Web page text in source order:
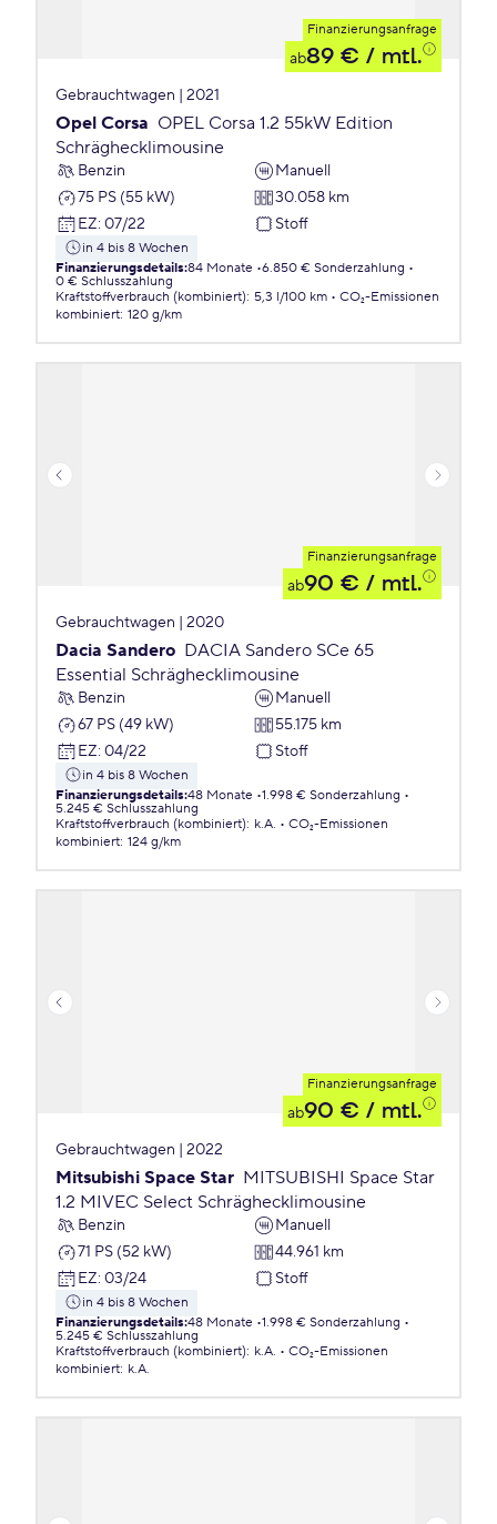
Finanzierungsanfrage
ab89 € / mtl.
Gebrauchtwagen | 2021
Opel Corsa OPEL Corsa 1.2 55kW Edition
Schräghecklimousine
Benzin
Manuell
75 PS (55 kW)
30.058 km
EZ: 07/22 Stoff
in 4 bis 8 Wochen
Finanzierungsdetails:84 Monate 6.850 € Sonderzahlung
0 € Schlusszahlung
Kraftstoffverbrauch (kombiniert): 5,3 l/100 km
CO₂-Emissionen
kombiniert: 120 g/km
Finanzierungsanfrage
ab90 € / mtl.
Gebrauchtwagen | 2020
Dacia Sandero DACIA Sandero SCe 65
Essential Schräghecklimousine
Benzin
Manuell
67 PS (49 kW)
55.175 km
EZ: 04/22 Stoff
in 4 bis 8 Wochen
Finanzierungsdetails:48 Monate 1.998 € Sonderzahlung
5.245 € Schlusszahlung
Kraftstoffverbrauch (kombiniert): k.A.
CO₂-Emissionen
kombiniert: 124 g/km
Finanzierungsanfrage
ab90 € / mtl.
Gebrauchtwagen | 2022
Mitsubishi Space Star MITSUBISHI Space Star
1.2 MIVEC Select Schräghecklimousine
Benzin
Manuell
71 PS (52 kW)
44.961 km
EZ: 03/24 Stoff
in 4 bis 8 Wochen
Finanzierungsdetails:48 Monate 1.998 € Sonderzahlung
5.245 € Schlusszahlung
Kraftstoffverbrauch (kombiniert): k.A.
CO₂-Emissionen
kombiniert: k.A.